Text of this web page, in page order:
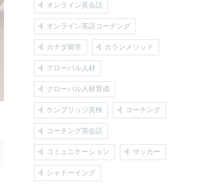
オンライン英会話
オンライン英語コーチング
カナダ留学 カランメソッド
グローバル人材
グローバル人材育成
ケンブリッジ英検 コーチング
コーチング英会話
コミュニケーション サッカー
シャドーイング